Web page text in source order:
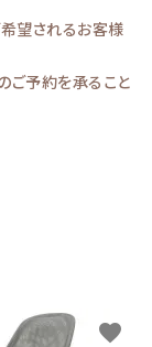
希望されるお客様
ご予約を承ること
favorite